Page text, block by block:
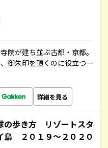
院が建ち並ぶ古都・京都。
御朱印を頂くのに役立つ一
詳細を見る
歩き方 リゾートスタ
２０１９～２０２０